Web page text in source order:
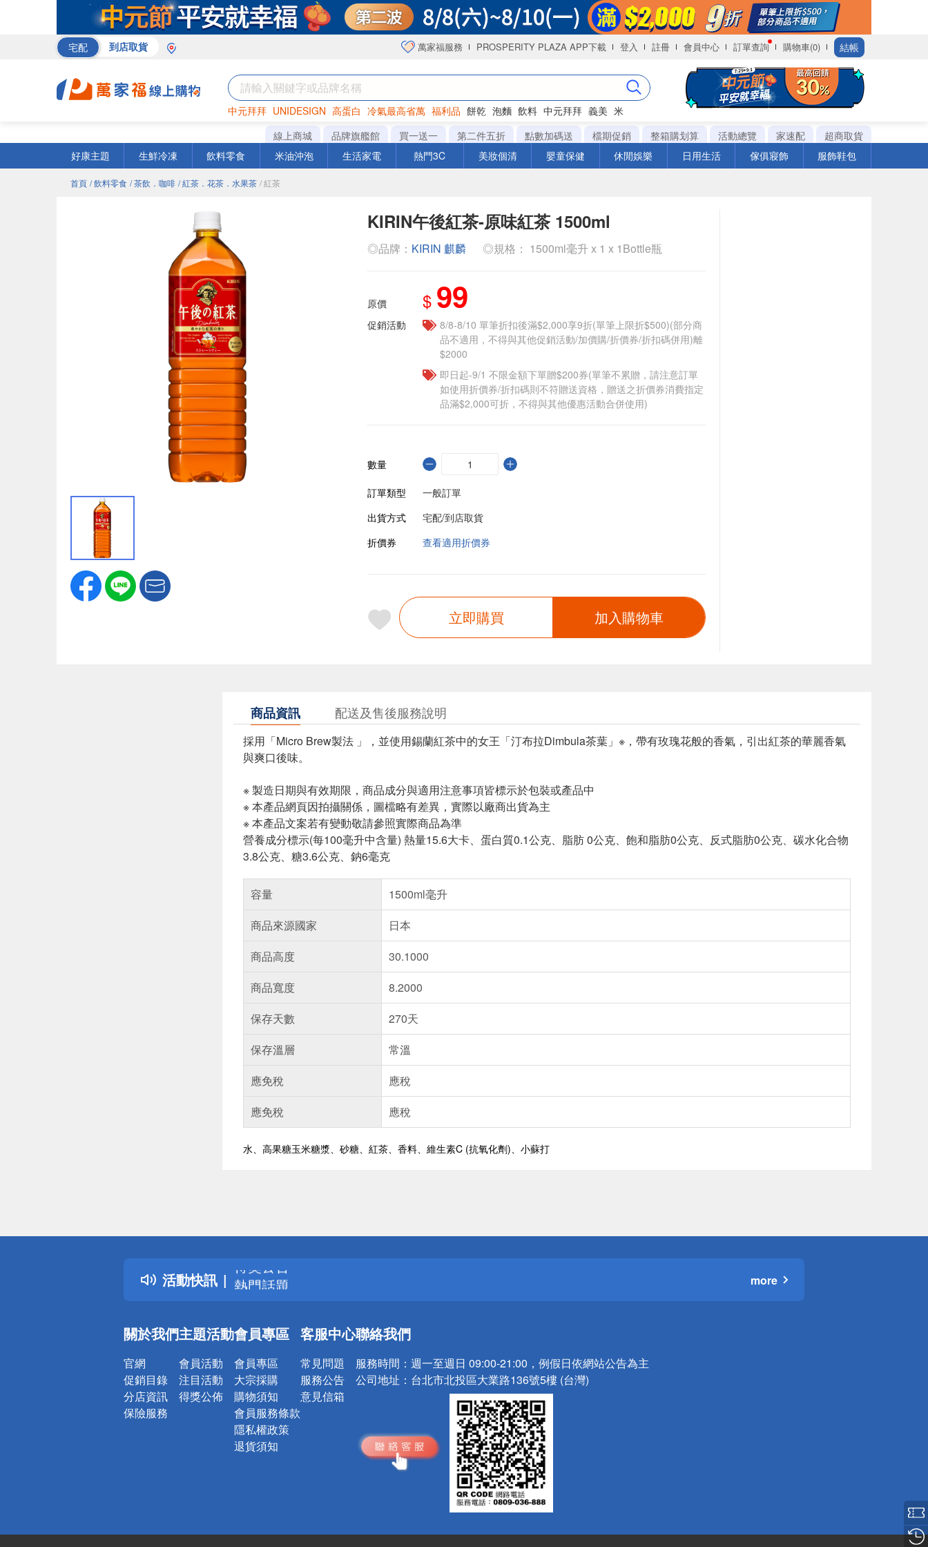
宅配 到店取貨 萬家福服務 PROSPERITY PLAZA APP下載 登入 註冊 會員中心 訂單查詢 購物車(0) 結帳
中元拜拜 UNIDESIGN 高蛋白 冷氣最高省萬 福利品 餅乾 泡麵 飲料 中元拜拜 義美 米
罐頭 海苔 洋芋片
線上商城 品牌旗艦館 買一送一 第二件五折 點數加碼送 檔期促銷 整箱購划算 活動總覽 家速配
超商取貨
好康主題
生鮮冷凍 飲料零食 米油沖泡 生活家電 熱門3C 美妝個清 嬰童保健 休閒娛樂 日用生活 傢俱寢飾 服飾鞋包
首頁 / 飲料零食 / 茶飲．咖啡 / 紅茶．花茶．水果茶 / 紅茶
KIRIN午後紅茶-原味紅茶 1500ml
◎品牌： KIRIN 麒麟 ◎規格： 1500ml毫升 x 1 x 1Bottle瓶
原價 $ 99
促銷活動
8/8-8/10 單筆折扣後滿$2,000享9折(單筆上限折$500)(部分商
品不適用，不得與其他促銷活動/加價購/折價券/折扣碼併用)離
$2000
即日起-9/1 不限金額下單贈$200券(單筆不累贈，請注意訂單
如使用折價券/折扣碼則不符贈送資格，贈送之折價券消費指定
品滿$2,000可折，不得與其他優惠活動合併使用)
數量
訂單類型
一般訂單
出貨方式
宅配/到店取貨
折價券
查看適用折價券
立即購買 加入購物車
商品資訊 配送及售後服務說明
採用「Micro Brew製法 」，並使用錫蘭紅茶中的女王「汀布拉Dimbula茶葉」※，帶有玫瑰花般的香氣，引出紅茶的華麗香氣
與爽口後味。
※ 製造日期與有效期限，商品成分與適用注意事項皆標示於包裝或產品中
※ 本產品網頁因拍攝關係，圖檔略有差異，實際以廠商出貨為主
※ 本產品文案若有變動敬請參照實際商品為準
營養成分標示(每100毫升中含量) 熱量15.6大卡、蛋白質0.1公克、脂肪 0公克、飽和脂肪0公克、反式脂肪0公克、碳水化合物
3.8公克、糖3.6公克、鈉6毫克
容量
1500ml毫升
商品來源國家
日本
商品高度
30.1000
商品寬度
8.2000
保存天數
270天
保存溫層
常溫
應免稅
應稅
應免稅
應稅
水、高果糖玉米糖漿、砂糖、紅茶、香料、維生素C (抗氧化劑)、小蘇打
活動快訊
詐騙網頁！請小心！
得獎公告
熱門話題
銀行優惠
詐騙網頁！請小心！
more
關於我們
官網
促銷目錄
分店資訊
保險服務
主題活動
會員活動
注目活動
得獎公佈
會員專區
會員專區
大宗採購
購物須知
會員服務條款
隱私權政策
退貨須知
客服中心
常見問題
服務公告
意見信箱
聯絡我們
服務時間： 週一至週日 09:00-21:00，例假日依網站公告為主
公司地址： 台北市北投區大業路136號5樓 (台灣)